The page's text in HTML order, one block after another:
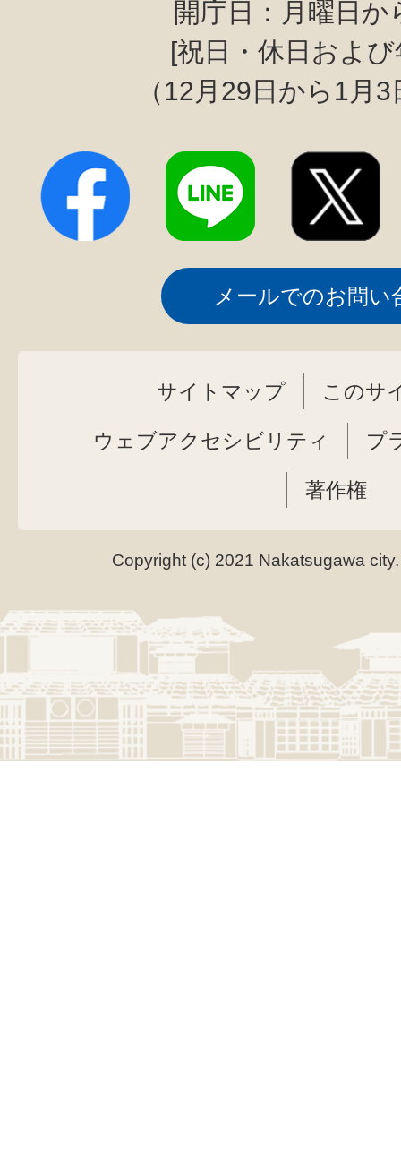
開庁日：月曜日か
[祝日・休日およ
（12月29日から1月
メールでのお問い
サイトマップ このサ
ウェブアクセシビリティ プ
著作権
Copyright (c) 2021 Nakatsugawa